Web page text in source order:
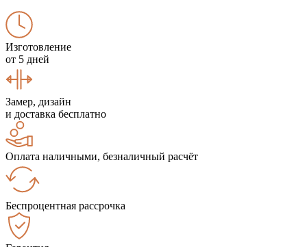
Изготовление
от 5 дней
Замер, дизайн
и доставка бесплатно
Оплата наличными, безналичный расчёт
Беспроцентная рассрочка